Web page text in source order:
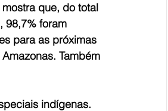
que, do total
98,7% foram
para as próximas
Também
indígenas.